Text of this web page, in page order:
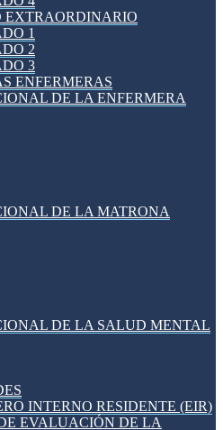
EXTRAORDINARIO
1
2
3
ENFERMERAS
DE LA ENFERMERA
DE LA MATRONA
DE LA SALUD MENTAL
INTERNO RESIDENTE (EIR)
EVALUACIÓN DE LA